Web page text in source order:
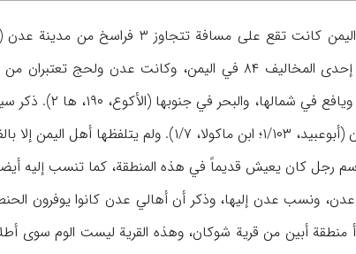
الیمن، وتقع
الآخر هو یَبیَن (یاقوت، ۱/۱۱۰).
رجل کان یعیش قدیماً في هذه المنطقة، کما تنسب إلیه
ونسب عدن إلیها، وذکر أن أهالي عدن کانوا یوفرون
کثیرة (ص ۸۵). تبدأ منطقة أبین من قریة شوکان، وهذه القریة لیست